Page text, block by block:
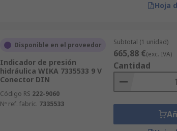
Hoja
Disponible en el proveedor
Indicador de presión
hidráulica WIKA 7335533 9 V
Conector DIN
Código RS 222-9060
Nº ref. fabric. 7335533
Subtotal (1 unidad)
665,88 €(exc. IVA)
Cantidad